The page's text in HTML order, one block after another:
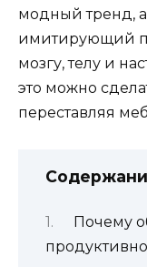
модный тренд, а
имитирующий
мозгу, телу и
это можно
переставляя
Почему